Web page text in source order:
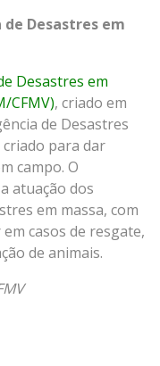
Desastres em
Desastres em
CFMV), criado em
de Desastres
para dar
campo. O
atuação dos
em massa, com
casos de resgate,
de animais.